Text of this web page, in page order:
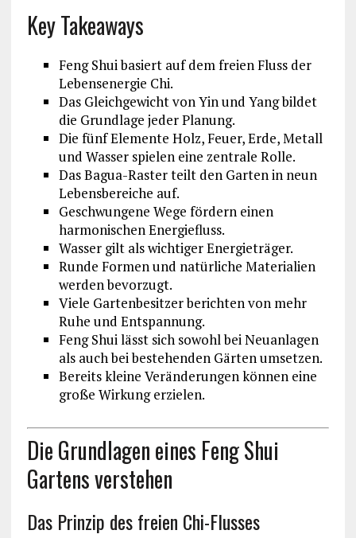
Key Takeaways
Feng Shui basiert auf dem freien Fluss der
Lebensenergie Chi.
Das Gleichgewicht von Yin und Yang bildet
die Grundlage jeder Planung.
Die fünf Elemente Holz, Feuer, Erde, Metall
und Wasser spielen eine zentrale Rolle.
Das Bagua-Raster teilt den Garten in neun
Lebensbereiche auf.
Geschwungene Wege fördern einen
harmonischen Energiefluss.
Wasser gilt als wichtiger Energieträger.
Runde Formen und natürliche Materialien
werden bevorzugt.
Viele Gartenbesitzer berichten von mehr
Ruhe und Entspannung.
Feng Shui lässt sich sowohl bei Neuanlagen
als auch bei bestehenden Gärten umsetzen.
Bereits kleine Veränderungen können eine
große Wirkung erzielen.
Die Grundlagen eines Feng Shui
Gartens verstehen
Das Prinzip des freien Chi-Flusses